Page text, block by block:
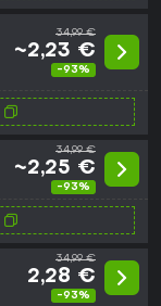
34,99 €
~2,23 €
-93%
34,99 €
~2,25 €
-93%
34,99 €
2,28 €
-93%